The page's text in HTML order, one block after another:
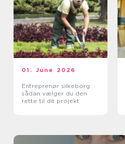
01. June 2026
Entreprenør silkeborg
sådan vælger du den
rette til dit projekt